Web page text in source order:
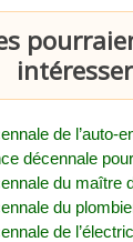
de l’auto-
décennale
du maître
du
de